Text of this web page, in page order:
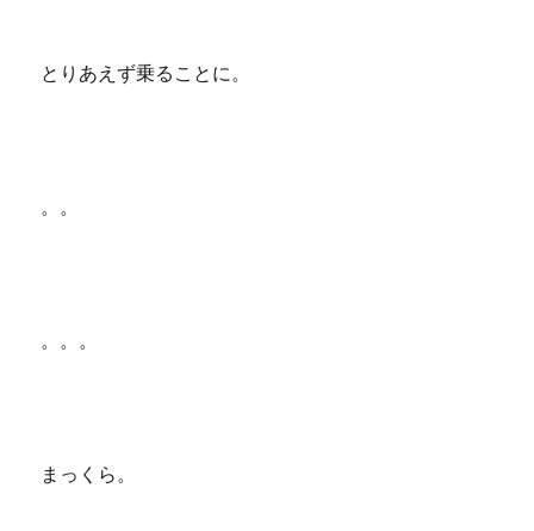
とりあえず乗ることに。
。。
。。。
まっくら。